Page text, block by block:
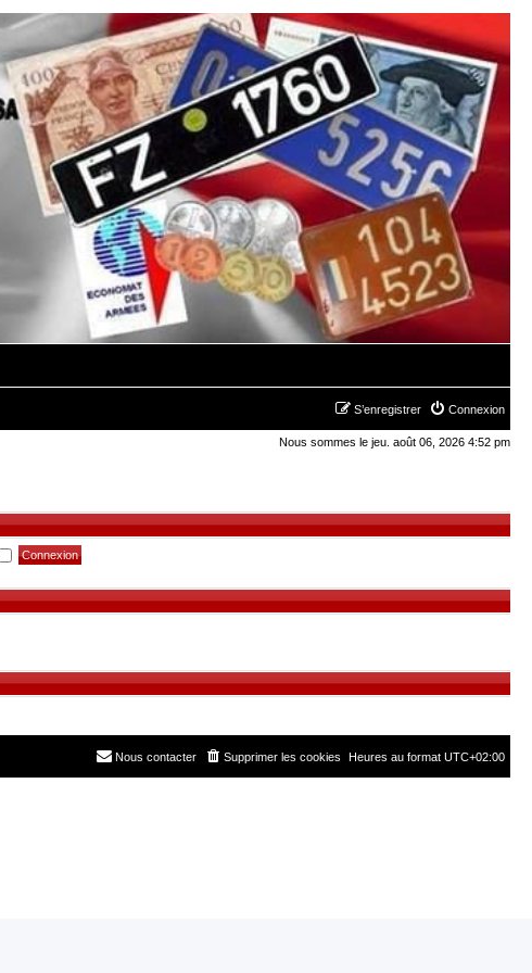
Connexion
S’enregistrer
Nous sommes le jeu. août 06, 2026 4:52 pm
Heures au format UTC+02:00
Supprimer les cookies
Nous contacter